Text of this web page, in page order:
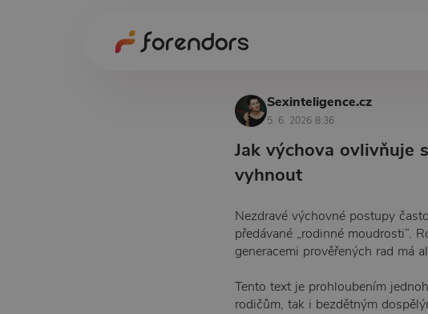
Sexinteligence.cz
5. 6. 2026 8:36
Jak výchova ovlivňuje
vyhnout
Nezdravé výchovné postupy
předávané „rodinné moudrosti“.
generacemi prověřených rad má
Tento text je prohloubením
rodičům, tak i bezdětným